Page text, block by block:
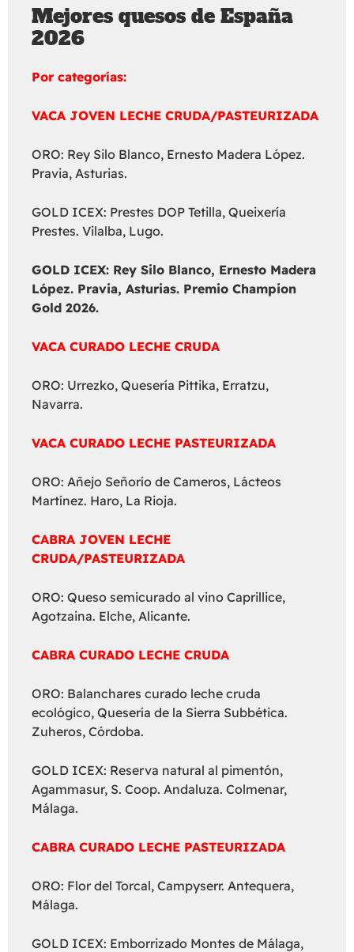
Mejores quesos de España
2026
Por categorías:
VACA JOVEN LECHE CRUDA/PASTEURIZADA
ORO: Rey Silo Blanco, Ernesto Madera López.
Pravia, Asturias.
GOLD ICEX: Prestes DOP Tetilla, Queixería
Prestes. Vilalba, Lugo.
GOLD ICEX: Rey Silo Blanco, Ernesto Madera
López. Pravia, Asturias. Premio Champion
Gold 2026.
VACA CURADO LECHE CRUDA
ORO: Urrezko, Quesería Pittika, Erratzu,
Navarra.
VACA CURADO LECHE PASTEURIZADA
ORO: Añejo Señorío de Cameros, Lácteos
Martínez. Haro, La Rioja.
CABRA JOVEN LECHE
CRUDA/PASTEURIZADA
ORO: Queso semicurado al vino Caprillice,
Agotzaina. Elche, Alicante.
CABRA CURADO LECHE CRUDA
ORO: Balanchares curado leche cruda
ecológico, Quesería de la Sierra Subbética.
Zuheros, Córdoba.
GOLD ICEX: Reserva natural al pimentón,
Agammasur, S. Coop. Andaluza. Colmenar,
Málaga.
CABRA CURADO LECHE PASTEURIZADA
ORO: Flor del Torcal, Campyserr. Antequera,
Málaga.
GOLD ICEX: Emborrizado Montes de Málaga,